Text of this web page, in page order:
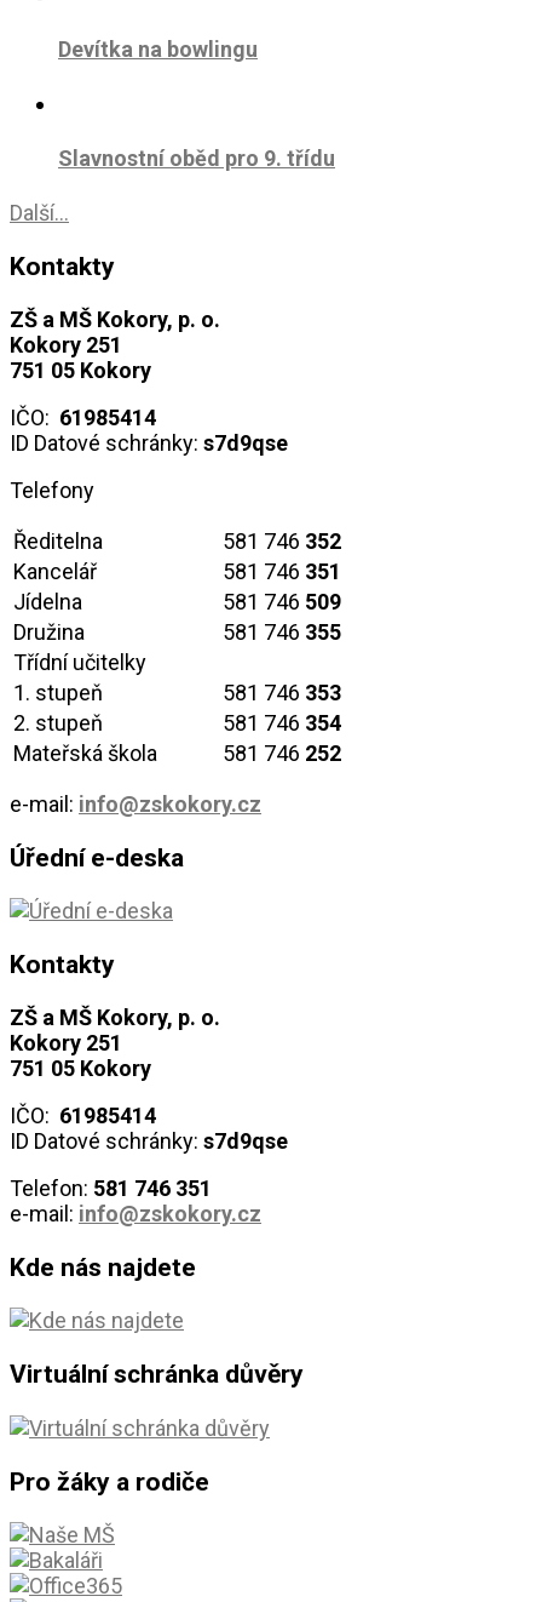
Devítka na bowlingu
Slavnostní oběd pro 9. třídu
Další...
Kontakty
ZŠ a MŠ Kokory, p. o.
Kokory 251
751 05 Kokory
IČO: 61985414
ID Datové schránky: s7d9qse
Telefony
Ředitelna
581 746 352
Kancelář
581 746 351
Jídelna
581 746 509
Družina
581 746 355
Třídní učitelky
1. stupeň
581 746 353
2. stupeň
581 746 354
Mateřská škola
581 746 252
e-mail: info@zskokory.cz
Úřední e-deska
Kontakty
ZŠ a MŠ Kokory, p. o.
Kokory 251
751 05 Kokory
IČO: 61985414
ID Datové schránky: s7d9qse
Telefon: 581 746 351
e-mail: info@zskokory.cz
Kde nás najdete
Virtuální schránka důvěry
Pro žáky a rodiče